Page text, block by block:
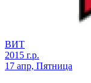
ВИТ
2015 г.р.
17 апр, Пятница